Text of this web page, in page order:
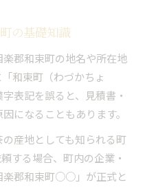
所表記のチェック法
町情報
町の企業データ活用法
情報を比較するコツ
和束町の注目ポイント
在地把握方法
の基礎知識
郡和束町の地名や所在地
和束町（わづかちょ
表記を誤ると、見積書・
になることもあります。
産地としても知られる町
する場合、町内の企業・
楽郡和束町○○」が正式と